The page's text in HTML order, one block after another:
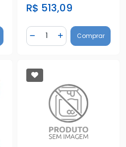
R$ 513,09
Diminuir Quantidade
Quantidade
AdicionarComprar